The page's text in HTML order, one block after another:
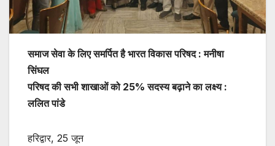
समाज सेवा के लिए समर्पित है भारत विकास परिषद : मनीषा
सिंघल
परिषद की सभी शाखाओं को 25% सदस्य बढ़ाने का लक्ष्य :
ललित पांडे
हरिद्वार, 25 जून